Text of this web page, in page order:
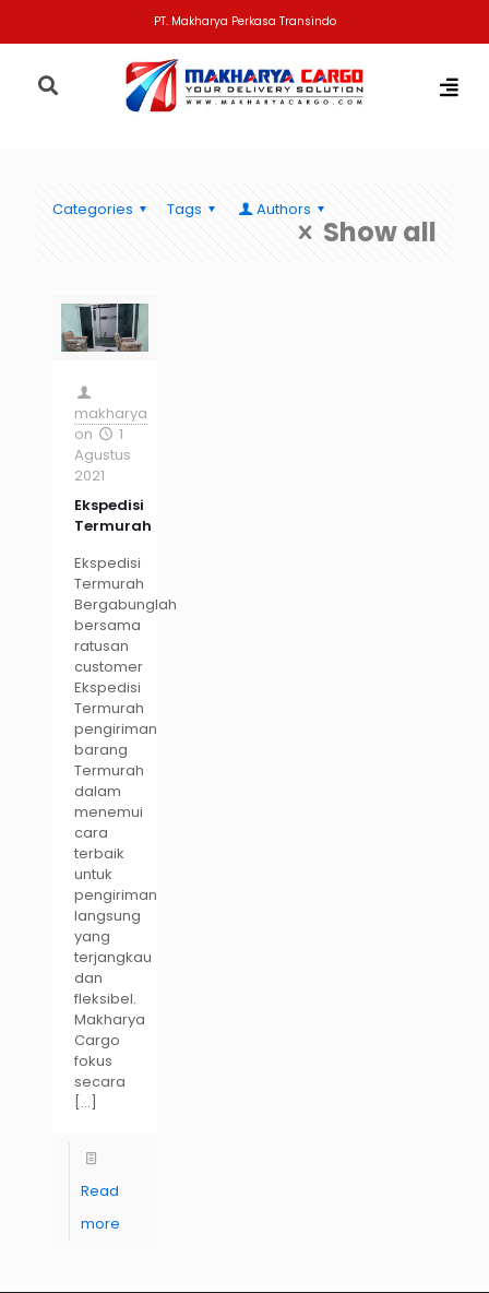
PT. Makharya Perkasa Transindo
Categories Tags Authors
Show all
makharya
on
1
Agustus
2021
Ekspedisi
Termurah
Ekspedisi
Termurah
Bergabunglah
bersama
ratusan
customer
Ekspedisi
Termurah
pengiriman
barang
Termurah
dalam
menemui
cara
terbaik
untuk
pengiriman
langsung
yang
terjangkau
dan
fleksibel.
Makharya
Cargo
fokus
secara
[…]
Read
more